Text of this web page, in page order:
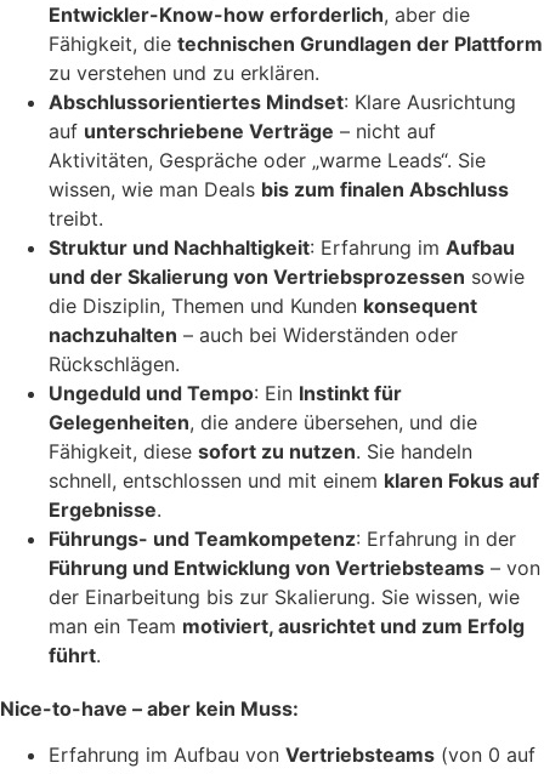
Entwickler-Know-how erforderlich, aber die
Fähigkeit, die technischen Grundlagen der Plattform
zu verstehen und zu erklären.
Abschlussorientiertes Mindset: Klare Ausrichtung
auf unterschriebene Verträge – nicht auf
Aktivitäten, Gespräche oder „warme Leads“. Sie
wissen, wie man Deals bis zum finalen Abschluss
treibt.
Struktur und Nachhaltigkeit: Erfahrung im Aufbau
und der Skalierung von Vertriebsprozessen sowie
die Disziplin, Themen und Kunden konsequent
nachzuhalten – auch bei Widerständen oder
Rückschlägen.
Ungeduld und Tempo: Ein Instinkt für
Gelegenheiten, die andere übersehen, und die
Fähigkeit, diese sofort zu nutzen. Sie handeln
schnell, entschlossen und mit einem klaren Fokus auf
Ergebnisse.
Führungs- und Teamkompetenz: Erfahrung in der
Führung und Entwicklung von Vertriebsteams – von
der Einarbeitung bis zur Skalierung. Sie wissen, wie
man ein Team motiviert, ausrichtet und zum Erfolg
führt.
Nice-to-have – aber kein Muss:
Erfahrung im Aufbau von Vertriebsteams (von 0 auf